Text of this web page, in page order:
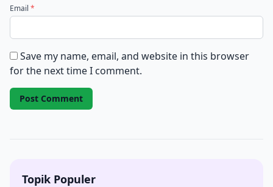
Email *
Save my name, email, and website in this browser
for the next time I comment.
Topik Populer